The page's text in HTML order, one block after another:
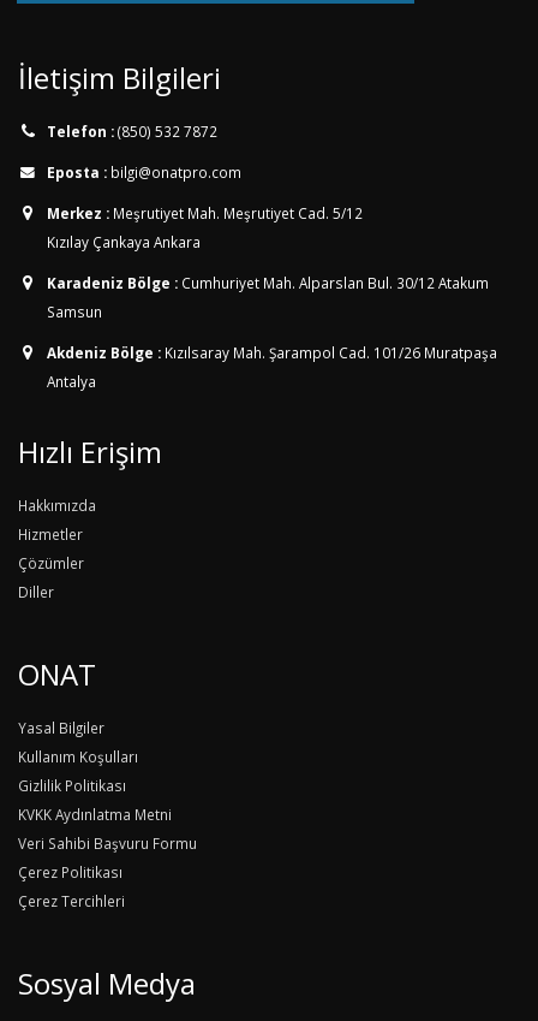
İletişim Bilgileri
Telefon :(850) 532 7872
Eposta : bilgi@onatpro.com
Merkez : Meşrutiyet Mah. Meşrutiyet Cad. 5/12
Kızılay Çankaya Ankara
Karadeniz Bölge : Cumhuriyet Mah. Alparslan Bul. 30/12 Atakum
Samsun
Akdeniz Bölge : Kızılsaray Mah. Şarampol Cad. 101/26 Muratpaşa
Antalya
Hızlı Erişim
Hakkımızda
Hizmetler
Çözümler
Diller
ONAT
Yasal Bilgiler
Kullanım Koşulları
Gizlilik Politikası
KVKK Aydınlatma Metni
Veri Sahibi Başvuru Formu
Çerez Politikası
Çerez Tercihleri
Sosyal Medya